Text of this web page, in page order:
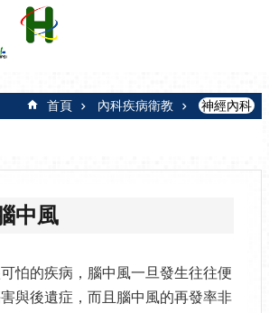
首頁 內科疾病衛教 神經內科
中風
怕的疾病，腦中風一旦發生往往便
與後遺症，而且腦中風的再發率非